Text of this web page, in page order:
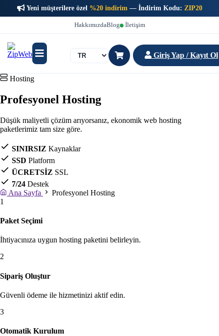
Yeni müşterilere özel %20 indirim— İndirim Kodu: ZIP20
HakkımızdaBlog İletişim
Giriş Yap / Kayıt Ol
Hosting
Profesyonel Hosting
Düşük maliyetli çözüm arıyorsanız, ekonomik web hosting
paketlerimiz tam size göre.
SINIRSIZ Kaynaklar
SSD Platform
ÜCRETSİZ SSL
7/24 Destek
Ana Sayfa
Profesyonel Hosting
1
Paket Seçimi
İhtiyacınıza uygun hosting paketini belirleyin.
2
Sipariş Oluştur
Güvenli ödeme ile hizmetinizi aktif edin.
3
Otomatik Kurulum